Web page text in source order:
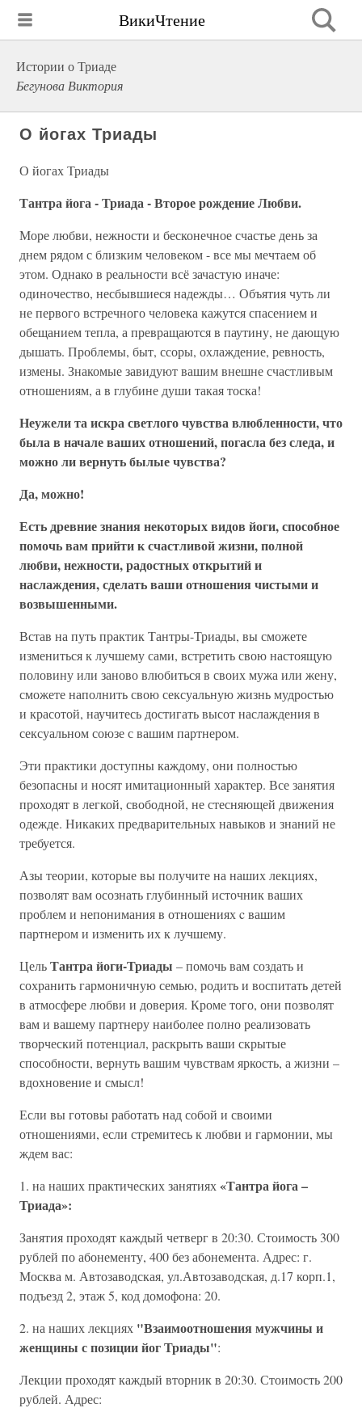
ВикиЧтение
Истории о Триаде
Бегунова Виктория
О йогах Триады
О йогах Триады
Тантра йога - Триада - Второе рождение Любви.
Море любви, нежности и бесконечное счастье день за
днем рядом с близким человеком - все мы мечтаем об
этом. Однако в реальности всё зачастую иначе:
одиночество, несбывшиеся надежды… Объятия чуть ли
не первого встречного человека кажутся спасением и
обещанием тепла, а превращаются в паутину, не дающую
дышать. Проблемы, быт, ссоры, охлаждение, ревность,
измены. Знакомые завидуют вашим внешне счастливым
отношениям, а в глубине души такая тоска!
Неужели та искра светлого чувства влюбленности, что
была в начале ваших отношений, погасла без следа, и
можно ли вернуть былые чувства?
Да, можно!
Есть древние знания некоторых видов йоги, способное
помочь вам прийти к счастливой жизни, полной
любви, нежности, радостных открытий и
наслаждения, сделать ваши отношения чистыми и
возвышенными.
Встав на путь практик Тантры-Триады, вы сможете
измениться к лучшему сами, встретить свою настоящую
половину или заново влюбиться в своих мужа или жену,
сможете наполнить свою сексуальную жизнь мудростью
и красотой, научитесь достигать высот наслаждения в
сексуальном союзе с вашим партнером.
Эти практики доступны каждому, они полностью
безопасны и носят имитационный характер. Все занятия
проходят в легкой, свободной, не стесняющей движения
одежде. Никаких предварительных навыков и знаний не
требуется.
Азы теории, которые вы получите на наших лекциях,
позволят вам осознать глубинный источник ваших
проблем и непонимания в отношениях c вашим
партнером и изменить их к лучшему.
ЦельТантра йоги-Триады – помочь вам создать и
сохранить гармоничную семью, родить и воспитать детей
в атмосфере любви и доверия. Кроме того, они позволят
вам и вашему партнеру наиболее полно реализовать
творческий потенциал, раскрыть ваши скрытые
способности, вернуть вашим чувствам яркость, а жизни –
вдохновение и смысл!
Если вы готовы работать над собой и своими
отношениями, если стремитесь к любви и гармонии, мы
ждем вас:
1. на наших практических занятиях«Тантра йога –
Триада»:
Занятия проходят каждый четверг в 20:30. Стоимость 300
рублей по абонементу, 400 без абонемента. Адрес: г.
Москва м. Автозаводская, ул.Автозаводская, д.17 корп.1,
подъезд 2, этаж 5, код домофона: 20.
2. на наших лекциях "Взаимоотношения мужчины и
женщины с позиции йог Триады":
Лекции проходят каждый вторник в 20:30. Стоимость 200
рублей. Адрес: